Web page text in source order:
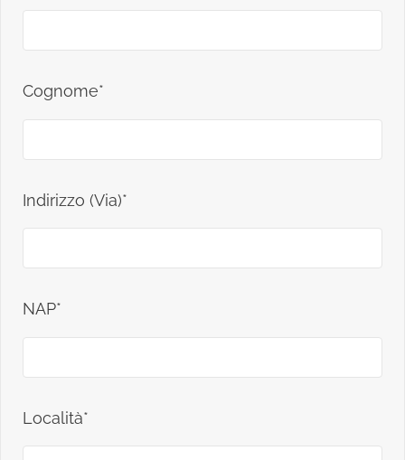
Cognome*
Indirizzo (Via)*
NAP*
Località*